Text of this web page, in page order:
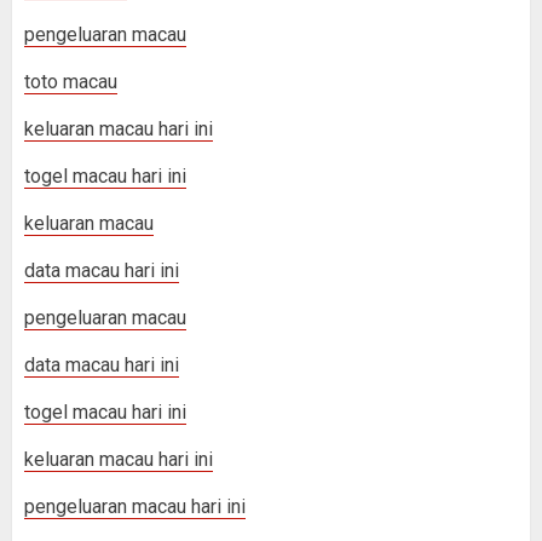
pengeluaran macau
toto macau
keluaran macau hari ini
togel macau hari ini
keluaran macau
data macau hari ini
pengeluaran macau
data macau hari ini
togel macau hari ini
keluaran macau hari ini
pengeluaran macau hari ini